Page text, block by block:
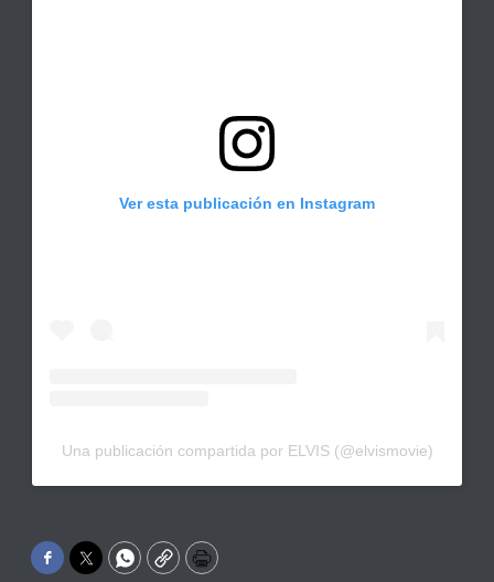
Ver esta publicación en Instagram
Una publicación compartida por ELVIS (@elvismovie)
Facebook
TwitterWhatsApp
CopyPrint